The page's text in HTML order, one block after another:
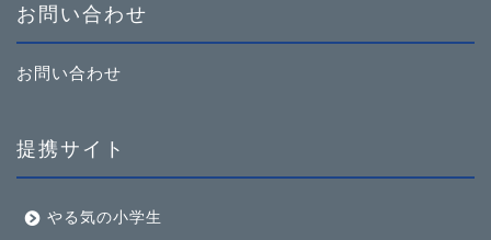
お問い合わせ
お問い合わせ
提携サイト
やる気の小学生